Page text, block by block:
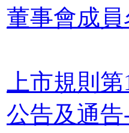
董事會成
上市規則
公告及通告